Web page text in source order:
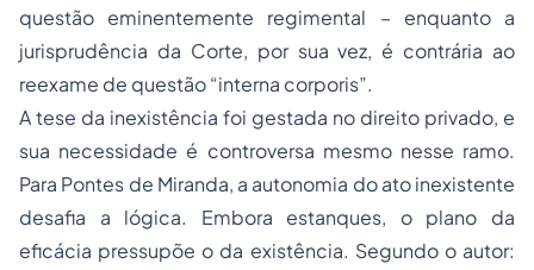
questão eminentemente regimental – enquanto a
jurisprudência da Corte, por sua vez, é contrária ao
reexame de questão “interna corporis”.
A tese da inexistência foi gestada no direito privado, e
sua necessidade é controversa mesmo nesse ramo.
Para Pontes de Miranda, a autonomia do ato inexistente
desafia a lógica. Embora estanques, o plano da
eficácia pressupõe o da existência. Segundo o autor: